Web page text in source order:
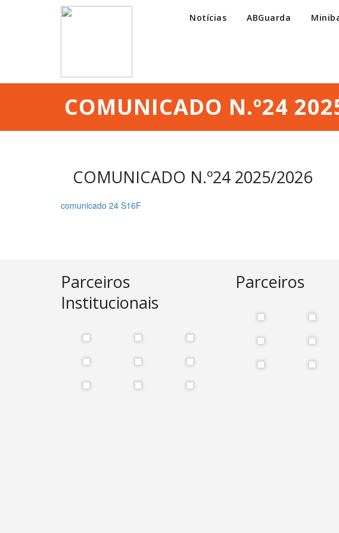
Notícias ABGuarda
COMUNICADO N.º24
COMUNICADO N.º24 2025/2026
comunicado 24 S16F
Parceiros
Institucionais
Parceiros